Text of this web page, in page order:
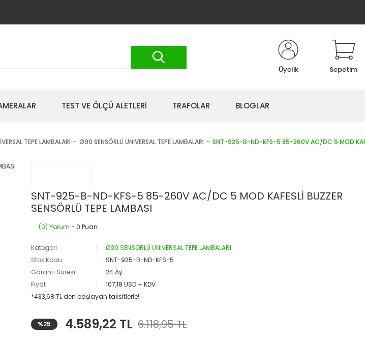
Üyelik Sepetim
TEST VE ÖLÇÜ ALETLERİ TRAFOLAR BLOGLAR
TEPE LAMBALARI Ø90 SENSÖRLÜ UNİVERSAL TEPE LAMBALARI SNT-925-B-ND-KFS-5 85-260V AC/DC 5 MOD
SNT-925-B-ND-KFS-5 85-260V AC/DC 5 MOD KAFESLİ BUZZER
SENSÖRLÜ TEPE LAMBASI
(0) Yorum - 0 Puan
Kategori
Ø90 SENSÖRLÜ UNİVERSAL TEPE LAMBALARI
Stok Kodu
SNT-925-B-ND-KFS-5
Garanti Süresi
24 Ay
Fiyat
107,18 USD + KDV
*433,68 TL den başlayan taksitlerle!
%25 4.589,22 TL 6.118,95 TL